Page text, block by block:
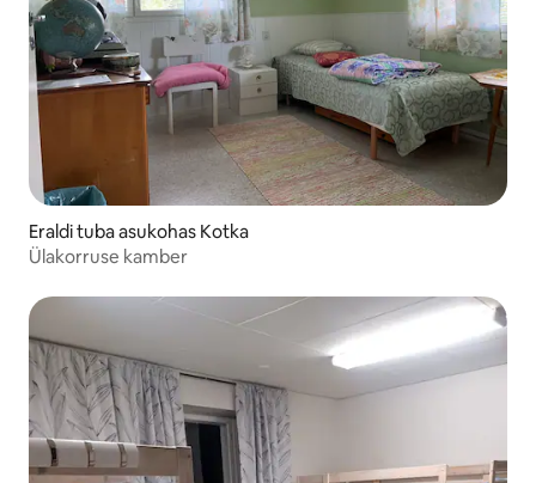
Eraldi tuba asukohas Kotka
Ülakorruse kamber